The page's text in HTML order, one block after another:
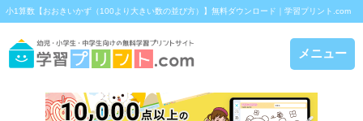
小1算数【おおきいかず（100より大きい数の並び方）】無料ダウンロード｜学習プリント.com
メニュー